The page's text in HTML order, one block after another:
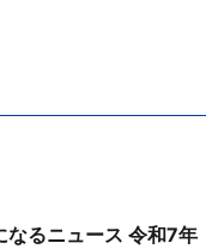
なるニュース 令和7年